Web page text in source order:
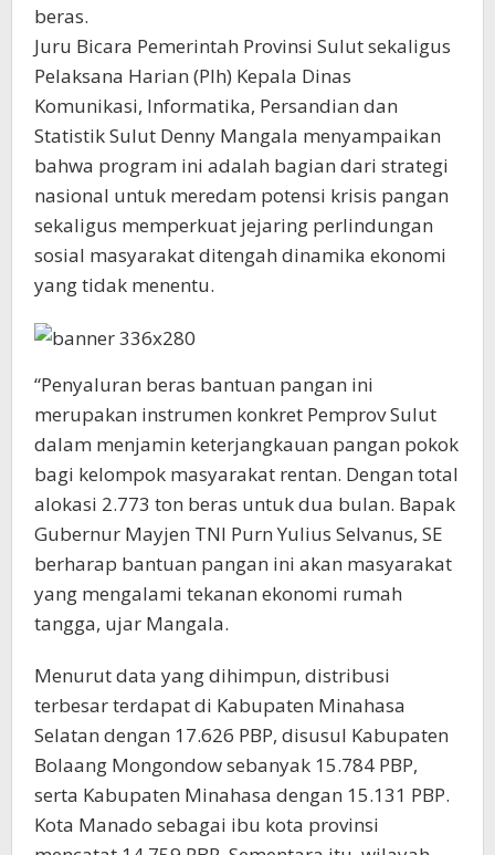
beras.
Juru Bicara Pemerintah Provinsi Sulut sekaligus
Pelaksana Harian (Plh) Kepala Dinas
Komunikasi, Informatika, Persandian dan
Statistik Sulut Denny Mangala menyampaikan
bahwa program ini adalah bagian dari strategi
nasional untuk meredam potensi krisis pangan
sekaligus memperkuat jejaring perlindungan
sosial masyarakat ditengah dinamika ekonomi
yang tidak menentu.
“Penyaluran beras bantuan pangan ini
merupakan instrumen konkret Pemprov Sulut
dalam menjamin keterjangkauan pangan pokok
bagi kelompok masyarakat rentan. Dengan total
alokasi 2.773 ton beras untuk dua bulan. Bapak
Gubernur Mayjen TNI Purn Yulius Selvanus, SE
berharap bantuan pangan ini akan masyarakat
yang mengalami tekanan ekonomi rumah
tangga, ujar Mangala.
Menurut data yang dihimpun, distribusi
terbesar terdapat di Kabupaten Minahasa
Selatan dengan 17.626 PBP, disusul Kabupaten
Bolaang Mongondow sebanyak 15.784 PBP,
serta Kabupaten Minahasa dengan 15.131 PBP.
Kota Manado sebagai ibu kota provinsi